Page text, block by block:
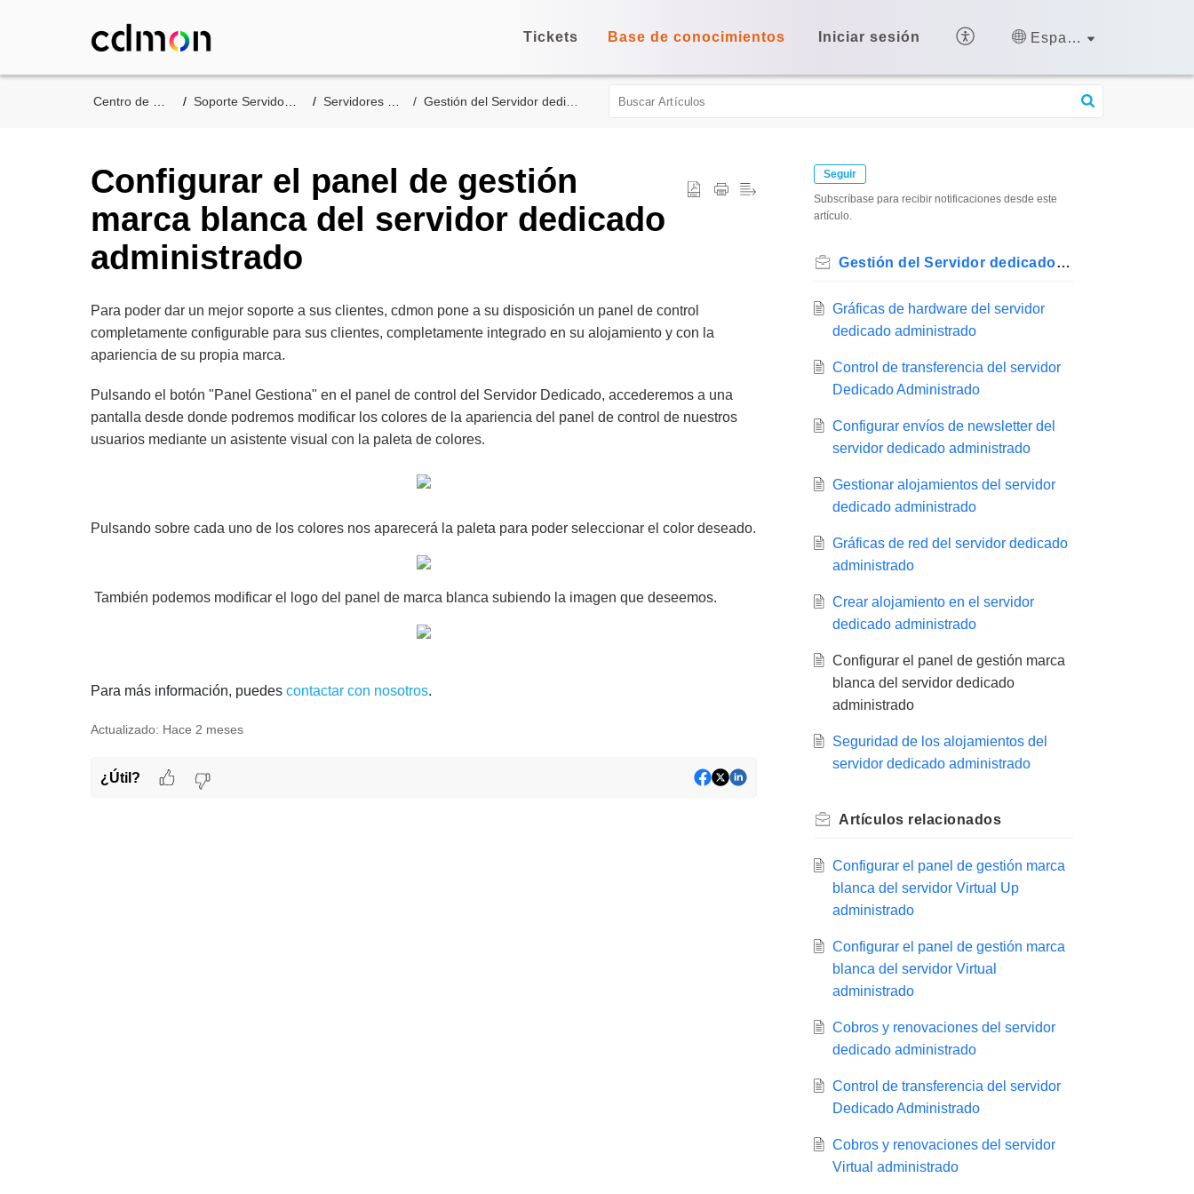
Tickets Base de conocimientos Iniciar sesión Español (España)
Soporte Servidores de cdmon Servidores Dedicados Gestión del Servidor dedicado administrado
Configurar el panel de gestión
marca blanca del servidor dedicado
administrado
Para poder dar un mejor soporte a sus clientes, cdmon pone a su disposición un panel de control
completamente configurable para sus clientes, completamente integrado en su alojamiento y con la
apariencia de su propia marca.
Pulsando el botón "Panel Gestiona" en el panel de control del Servidor Dedicado, accederemos a una
pantalla desde donde podremos modificar los colores de la apariencia del panel de control de nuestros
usuarios mediante un asistente visual con la paleta de colores.
Pulsando sobre cada uno de los colores nos aparecerá la paleta para poder seleccionar el color deseado.
También podemos modificar el logo del panel de marca blanca subiendo la imagen que deseemos.
Para más información, puedes contactar con nosotros.
Actualizado: Hace 2 meses
¿Útil?
Seguir
Subscríbase para recibir notificaciones desde este
artículo.
Gestión del Servidor dedicado administrado
Gráficas de hardware del servidor
dedicado administrado
Control de transferencia del servidor
Dedicado Administrado
Configurar envíos de newsletter del
servidor dedicado administrado
Gestionar alojamientos del servidor
dedicado administrado
Gráficas de red del servidor dedicado
administrado
Crear alojamiento en el servidor
dedicado administrado
Configurar el panel de gestión marca
blanca del servidor dedicado
administrado
Seguridad de los alojamientos del
servidor dedicado administrado
Artículos relacionados
Configurar el panel de gestión marca
blanca del servidor Virtual Up
administrado
Configurar el panel de gestión marca
blanca del servidor Virtual
administrado
Cobros y renovaciones del servidor
dedicado administrado
Control de transferencia del servidor
Dedicado Administrado
Cobros y renovaciones del servidor
Virtual administrado